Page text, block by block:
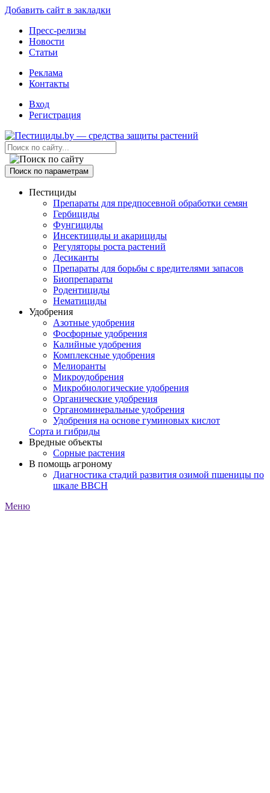
Добавить сайт в закладки
Пресс-релизы
Новости
Статьи
Реклама
Контакты
Вход
Регистрация
Поиск по параметрам
Пестициды
Препараты для предпосевной обработки семян
Гербициды
Фунгициды
Инсектициды и акарициды
Регуляторы роста растений
Десиканты
Препараты для борьбы с вредителями запасов
Биопрепараты
Родентициды
Нематициды
Удобрения
Азотные удобрения
Фосфорные удобрения
Калийные удобрения
Комплексные удобрения
Мелиоранты
Микроудобрения
Микробиологические удобрения
Органические удобрения
Органоминеральные удобрения
Удобрения на основе гуминовых кислот
Сорта и гибриды
Вредные объекты
Сорные растения
В помощь агроному
Диагностика стадий развития озимой пшеницы по
шкале ВВСН
Меню